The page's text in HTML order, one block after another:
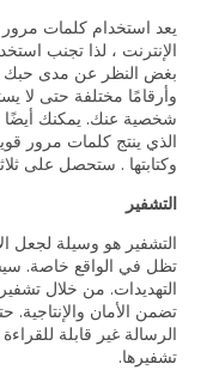
يعد استخدام كلمات
الإنترنت ، لذا تجنب
بغض النظر عن مدى حبك
وأرقامًا مختلفة حتى لا
شخصية عنك. يمكنك أيضًا
الذي ينتج كلمات مرور
وكتابتها . ستحصل على
التشفير
التشفير هو وسيلة لجعل
تظل في الواقع خاصة.
التهديدات. من خلال تشفير
تضمن الأمان
الرسالة غير قابلة
تشفيرها.